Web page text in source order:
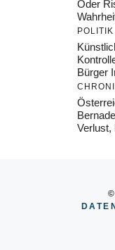
Oder
POLITIK
Bürger
Verlust,